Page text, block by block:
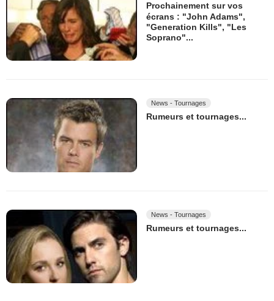
Prochainement sur vos
écrans : "John Adams",
"Generation Kills", "Les
Soprano"...
News - Tournages
Rumeurs et tournages...
News - Tournages
Rumeurs et tournages...